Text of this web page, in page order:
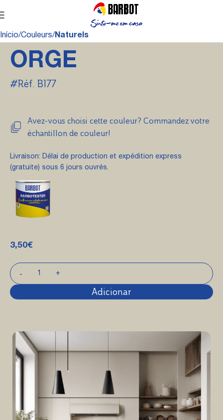
Início Couleurs Naturels
ORGE
#Réf. B177
Avez-vous choisi cette couleur? Commandez votre
échantillon de couleur!
Livraison: Délai de production et expédition express
(gratuite) sous 6 jours ouvrés.
3,50€
Adicionar